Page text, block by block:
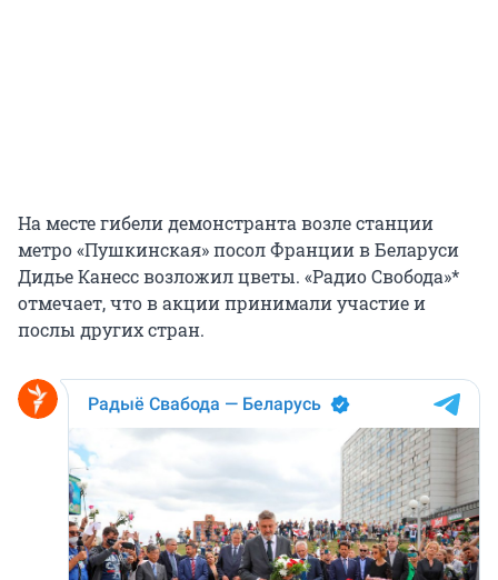
На месте гибели демонстранта возле станции
метро «Пушкинская» посол Франции в Беларуси
Дидье Канесс возложил цветы. «Радио Свобода»*
отмечает, что в акции принимали участие и
послы других стран.